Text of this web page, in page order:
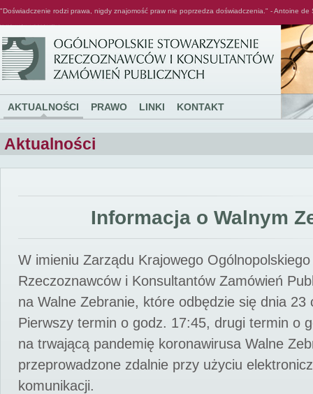
"Doświadczenie rodzi prawa, nigdy znajomość praw nie poprzedza doświadczenia." - Antoine de
AKTUALNOŚCI PRAWO LINKI KONTAKT
Aktualności
Informacja o Walnym
W imieniu Zarządu Krajowego
Rzeczoznawców i Konsultantów Zamówień
na Walne Zebranie, które odbędzie się dnia 23
Pierwszy termin o godz. 17:45, drugi termin o
na trwającą pandemię koronawirusa Walne
przeprowadzone zdalnie przy użyciu
komunikacji.